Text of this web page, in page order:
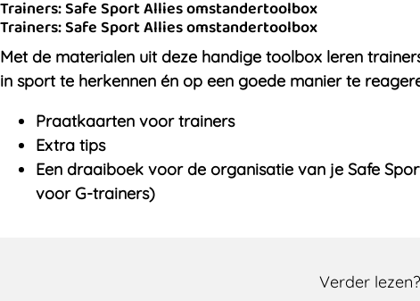
Trainers: Safe Sport Allies omstandertoolbox
Trainers: Safe Sport Allies omstandertoolbox
Met de materialen uit deze handige toolbox leren
in sport te herkennen én op een goede manier te
Praatkaarten voor trainers
Extra tips
Een draaiboek voor de organisatie van je Safe
voor G-trainers)
Verder lezen?